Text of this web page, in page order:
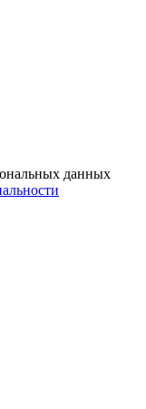
данных